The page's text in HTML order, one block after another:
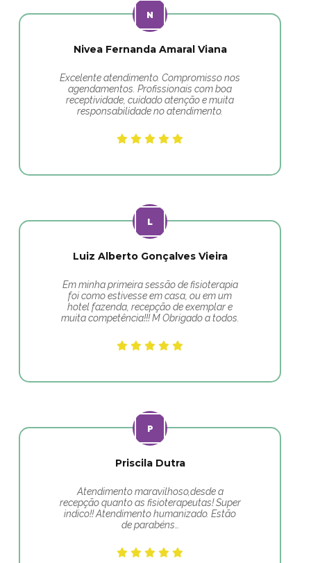
Nivea Fernanda Amaral Viana
Excelente atendimento. Compromisso nos
agendamentos. Profissionais com boa
receptividade, cuidado atenção e muita
responsabilidade no atendimento.
Luiz Alberto Gonçalves Vieira
Em minha primeira sessão de fisioterapia
foi como estivesse em casa, ou em um
hotel fazenda, recepção de exemplar e
muita competência!!! M Obrigado a todos.
Priscila Dutra
Atendimento maravilhoso,desde a
recepção quanto as fisioterapeutas! Super
indico!! Atendimento humanizado. Estão
de parabéns…